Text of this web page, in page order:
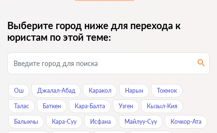
Выберите город ниже для перехода к
юристам по этой теме:
Ош Джалал-Абад Каракол Нарын Токмок
Талас Баткен Кара-Балта Узген Кызыл-Кия
Балыкчы Кара-Суу Исфана Майлуу-Суу Кочкор-Ата